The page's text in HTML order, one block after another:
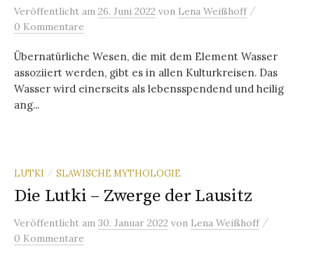
Veröffentlicht am 26. Juni 2022 von Lena Weißhoff /
0 Kommentare
Übernatürliche Wesen, die mit dem Element Wasser
assoziiert werden, gibt es in allen Kulturkreisen. Das
Wasser wird einerseits als lebensspendend und heilig
ang...
LUTKI / SLAWISCHE MYTHOLOGIE
Die Lutki – Zwerge der Lausitz
Veröffentlicht am 30. Januar 2022 von Lena Weißhoff /
0 Kommentare